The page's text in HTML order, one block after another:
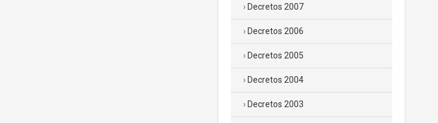
Decretos 2007
Decretos 2006
Decretos 2005
Decretos 2004
Decretos 2003